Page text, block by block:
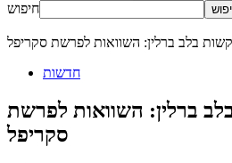
חיפוש
בלב ברלין: השוואות לפרשת סקריפל
חדשות
ברלין: השוואות לפרשת
סקריפל